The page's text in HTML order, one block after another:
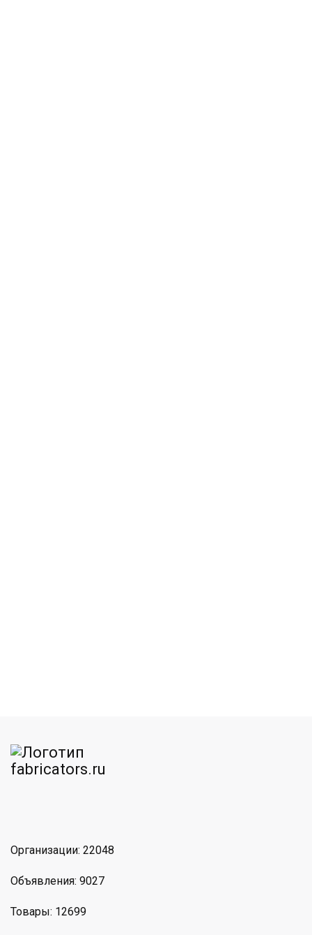
Организации: 22048
Объявления: 9027
Товары: 12699